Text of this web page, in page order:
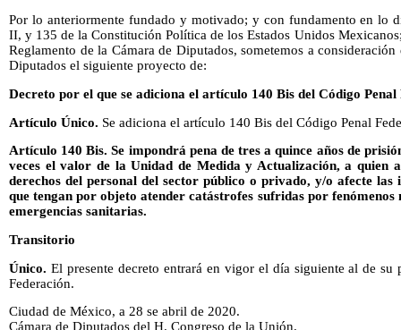
Por lo anteriormente fundado y motivado; y con fundamento en lo
II, y 135 de la Constitución Política de los Estados Unidos
Reglamento de la Cámara de Diputados, sometemos a
Diputados el siguiente proyecto de:
Decreto por el que se adiciona el artículo 140 Bis del Código
Artículo Único. Se adiciona el artículo 140 Bis del Código Penal
Artículo 140 Bis. Se impondrá pena de tres a quince años de
veces el valor de la Unidad de Medida y Actualización, a quien
derechos del personal del sector público o privado, y/o afecte las
que tengan por objeto atender catástrofes sufridas por fenómenos
emergencias sanitarias.
Transitorio
Único. El presente decreto entrará en vigor el día siguiente al de
Federación.
Ciudad de México, a 28 se abril de 2020.
Cámara de Diputados del H. Congreso de la Unión.